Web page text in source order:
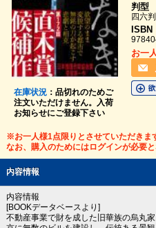
在庫状況：品切れのためご
注文いただけません。入荷
お知らせにご登録下さい
判型
四六判
ISBN
お一
※お一人様1点限りとさせていただきま
なお、購入のためにはログインが必要と
内容情報
内容情報
[BOOKデータベースより]
不動産事業で財を成した旧華族の烏丸